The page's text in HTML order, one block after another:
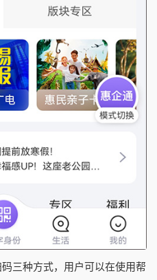
三种方式，用户可以在使用帮